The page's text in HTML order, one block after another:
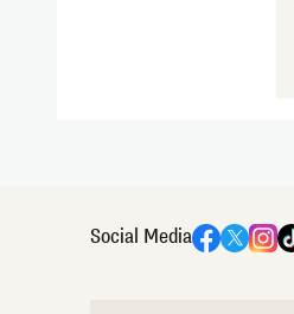
Social Media